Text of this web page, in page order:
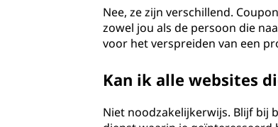
Nee, ze zijn verschillend.
zowel jou als de persoon die
voor het verspreiden van een
Kan ik alle websites
Niet noodzakelijkerwijs. Blijf bij